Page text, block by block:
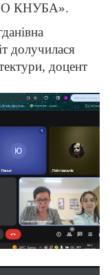
КНУБА».
доцент